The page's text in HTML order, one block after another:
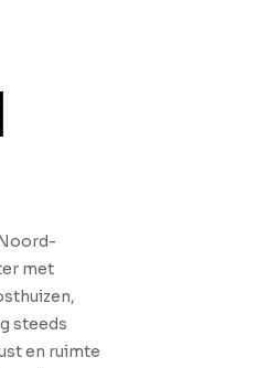
met
steeds
en ruimte